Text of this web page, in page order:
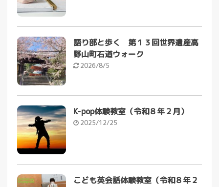
語り部と歩く 第１３回世界遺産高
野山町石道ウォーク
2026/8/5
K-pop体験教室（令和８年２月）
2025/12/25
こども英会話体験教室（令和８年２